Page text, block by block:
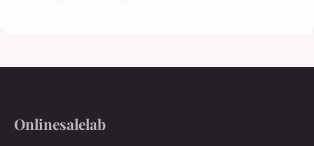
Onlinesalelab